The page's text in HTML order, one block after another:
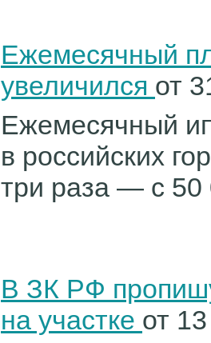
Ежемесячный
увеличился от
Ежемесячный
в российских
три раза — с 50
В ЗК РФ
на участке от